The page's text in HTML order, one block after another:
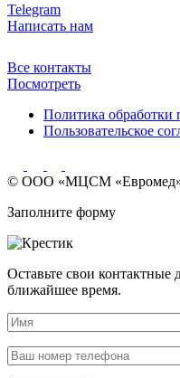
Telegram
Написать нам
Все контакты
Посмотреть
Политика обработки
Пользовательское
© ООО «МЦСМ «Евромед»,
Заполните форму
Оставьте свои
ближайшее время.